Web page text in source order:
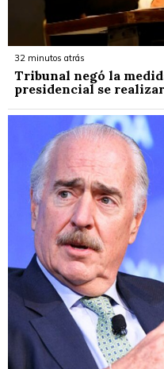
32 minutos atrás
Tribunal negó la
presidencial se